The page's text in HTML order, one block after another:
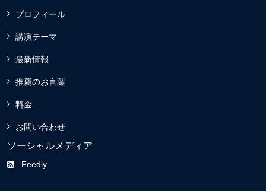
プロフィール
講演テーマ
最新情報
推薦のお言葉
料金
お問い合わせ
ソーシャルメディア
Feedly